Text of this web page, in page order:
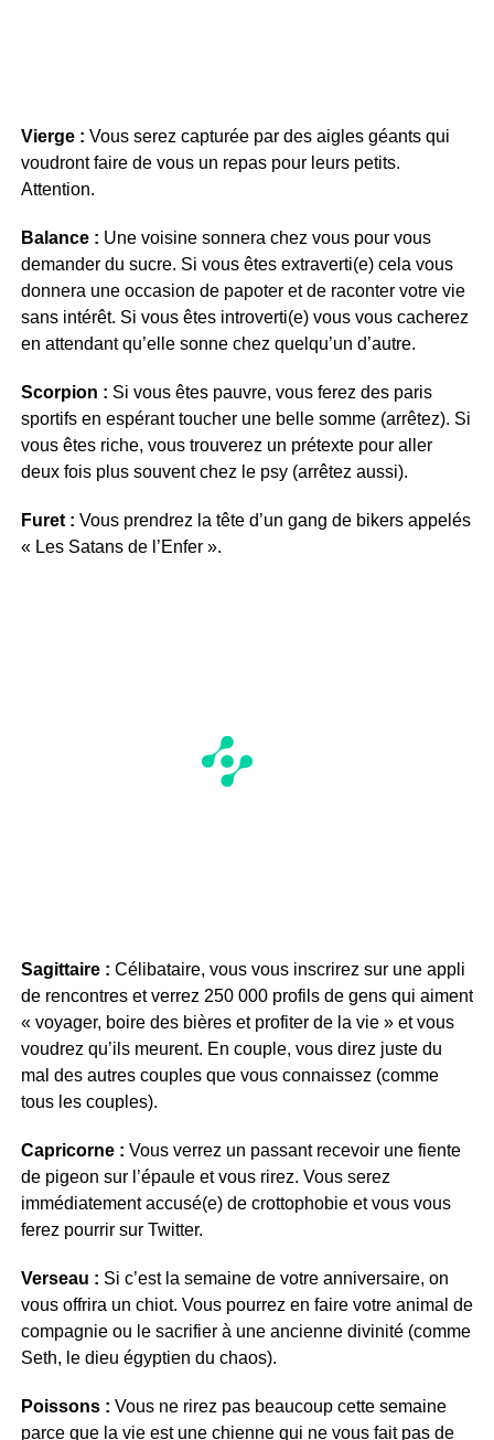
Vierge : Vous serez capturée par des aigles géants qui
voudront faire de vous un repas pour leurs petits.
Attention.
Balance : Une voisine sonnera chez vous pour vous
demander du sucre. Si vous êtes extraverti(e) cela vous
donnera une occasion de papoter et de raconter votre vie
sans intérêt. Si vous êtes introverti(e) vous vous cacherez
en attendant qu’elle sonne chez quelqu’un d’autre.
Scorpion : Si vous êtes pauvre, vous ferez des paris
sportifs en espérant toucher une belle somme (arrêtez). Si
vous êtes riche, vous trouverez un prétexte pour aller
deux fois plus souvent chez le psy (arrêtez aussi).
Furet : Vous prendrez la tête d’un gang de bikers appelés
« Les Satans de l’Enfer ».
Sagittaire : Célibataire, vous vous inscrirez sur une appli
de rencontres et verrez 250 000 profils de gens qui aiment
« voyager, boire des bières et profiter de la vie » et vous
voudrez qu’ils meurent. En couple, vous direz juste du
mal des autres couples que vous connaissez (comme
tous les couples).
Capricorne : Vous verrez un passant recevoir une fiente
de pigeon sur l’épaule et vous rirez. Vous serez
immédiatement accusé(e) de crottophobie et vous vous
ferez pourrir sur Twitter.
Verseau : Si c’est la semaine de votre anniversaire, on
vous offrira un chiot. Vous pourrez en faire votre animal de
compagnie ou le sacrifier à une ancienne divinité (comme
Seth, le dieu égyptien du chaos).
Poissons : Vous ne rirez pas beaucoup cette semaine
parce que la vie est une chienne qui ne vous fait pas de